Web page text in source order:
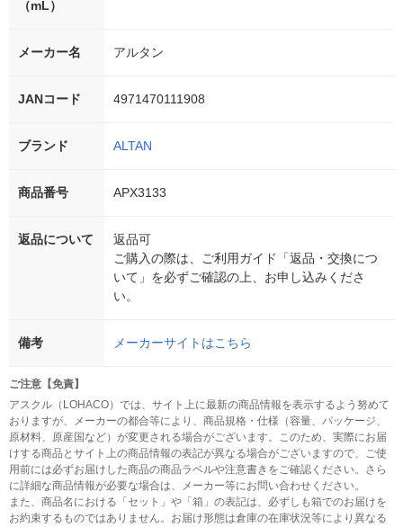
（mL）
メーカー名 アルタン
JANコード 4971470111908
ブランド ALTAN
商品番号 APX3133
返品について
返品可
ご購入の際は、ご利用ガイド「返品・交換につ
いて」を必ずご確認の上、お申し込みくださ
い。
備考 メーカーサイトはこちら
ご注意【免責】
アスクル（LOHACO）では、サイト上に最新の商品情報を表示するよう努めて
おりますが、メーカーの都合等により、商品規格・仕様（容量、パッケージ、
原材料、原産国など）が変更される場合がございます。このため、実際にお届
けする商品とサイト上の商品情報の表記が異なる場合がございますので、ご使
用前には必ずお届けした商品の商品ラベルや注意書きをご確認ください。さら
に詳細な商品情報が必要な場合は、メーカー等にお問い合わせください。
また、商品名における「セット」や「箱」の表記は、必ずしも箱でのお届けを
お約束するものではありません。お届け形態は倉庫の在庫状況等により異なる